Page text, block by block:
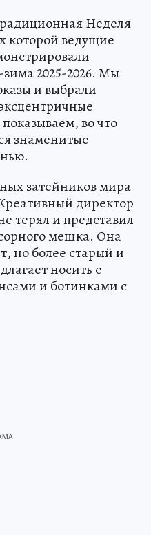
Неделя
которой ведущие
2025-2026. Мы
и выбрали
во что
знаменитые
затейников мира
директор
терял и представил
мешка. Она
но более старый и
носить с
и ботинками с